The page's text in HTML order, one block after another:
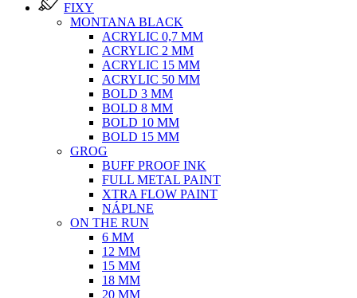
FIXY
MONTANA BLACK
ACRYLIC 0,7 MM
ACRYLIC 2 MM
ACRYLIC 15 MM
ACRYLIC 50 MM
BOLD 3 MM
BOLD 8 MM
BOLD 10 MM
BOLD 15 MM
GROG
BUFF PROOF INK
FULL METAL PAINT
XTRA FLOW PAINT
NÁPLNE
ON THE RUN
6 MM
12 MM
15 MM
18 MM
20 MM